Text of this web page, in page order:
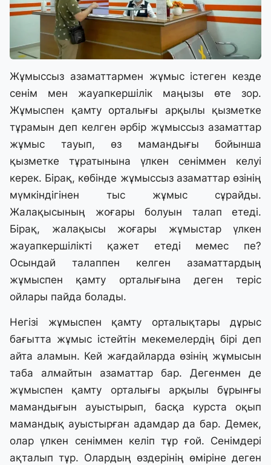
Жұмыссыз азаматтармен жұмыс істеген кезде
сенім мен жауапкершілік маңызы өте зор.
Жұмыспен қамту орталығы арқылы қызметке
тұрамын деп келген әрбір жұмыссыз азаматтар
жұмыс тауып, өз мамандығы бойынша
қызметке тұратынына үлкен сеніммен келуі
керек. Бірақ, көбінде жұмыссыз азаматтар өзінің
мүмкіндігінен тыс жұмыс сұрайды.
Жалақысының жоғары болуын талап етеді.
Бірақ, жалақысы жоғары жұмыстар үлкен
жауапкершілікті қажет етеді мемес пе?
Осындай талаппен келген азаматтардың
жұмыспен қамту орталығына деген теріс
ойлары пайда болады.
Негізі жұмыспен қамту орталықтары дұрыс
бағытта жұмыс істейтін мекемелердің бірі деп
айта аламын. Кей жағдайларда өзінің жұмысын
таба алмайтын азаматтар бар. Дегенмен де
жұмыспен қамту орталығы арқылы бұрынғы
мамандығын ауыстырып, басқа курста оқып
мамандық ауыстырған адамдар да бар. Демек,
олар үлкен сеніммен келіп тұр ғой. Сенімдері
ақталып тұр. Олардың өздерінің өміріне деген